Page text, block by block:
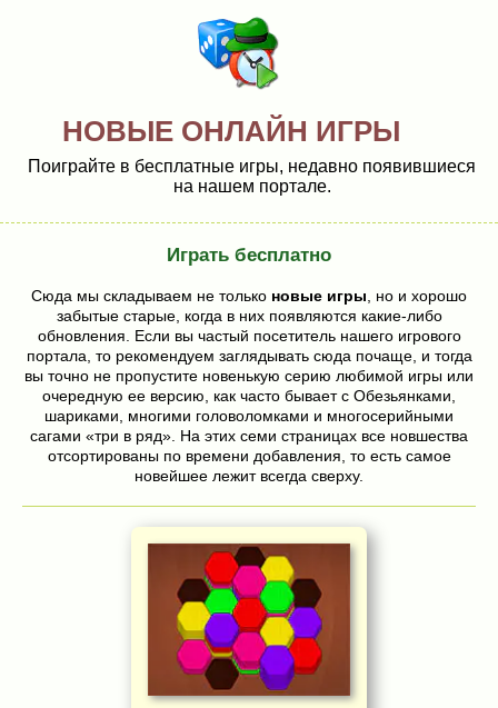
НОВЫЕ ОНЛАЙН ИГРЫ
Поиграйте в бесплатные игры, недавно появившиеся
на нашем портале.
Играть бесплатно
Сюда мы складываем не только новые игры , но и хорошо
забытые старые, когда в них появляются какие-либо
обновления. Если вы частый посетитель нашего игрового
портала, то рекомендуем заглядывать сюда почаще, и тогда
вы точно не пропустите новенькую серию любимой игры или
очередную ее версию, как часто бывает с Обезьянками,
шариками, многими головоломками и многосерийными
сагами «три в ряд». На этих семи страницах все новшества
отсортированы по времени добавления, то есть самое
новейшее лежит всегда сверху.